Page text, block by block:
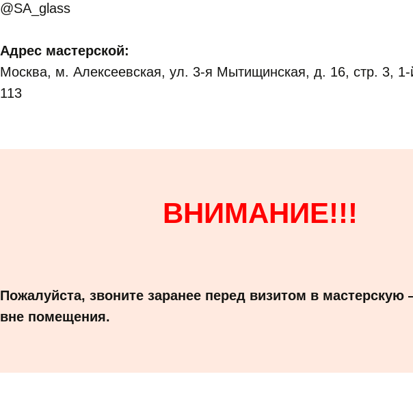
@SA_glass
Адрес мастерской:
Москва, м. Алексеевская, ул. 3-я Мытищинская, д. 16, стр. 3, 1-
113
ВНИМАНИЕ!!!
Пожалуйста, звоните заранее перед визитом в
вне помещения.